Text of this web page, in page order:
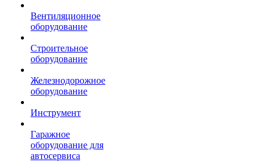
Вентиляционное
оборудование
Строительное
оборудование
Железнодорожное
оборудование
Инструмент
Гаражное
оборудование для
автосервиса